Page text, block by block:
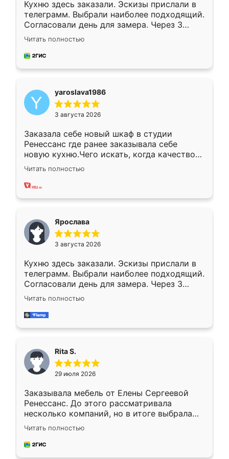
Кухню здесь заказали. Эскизы прислали в
телеграмм. Выбрали наиболее подходящий.
Согласовали день для замера. Через 3
недели кухня была уже готова. Остались
довольны работой. Спасибо Ренессанс
мебель за качественную работу!
Читать полностью
yaroslava1986
3 августа 2026
Заказала себе новый шкаф в студии
Ренессанс где ранее заказывала себе
новую кухню.Чего искать, когда качеством
вполне довольна. Служит кухня уже почти
два года, нареканий нет.
Читать полностью
Ярослава
3 августа 2026
Кухню здесь заказали. Эскизы прислали в
телеграмм. Выбрали наиболее подходящий.
Согласовали день для замера. Через 3
недели кухня была уже готова. Остались
довольны работой. Спасибо Ренессанс
мебель за качественную работу!
Читать полностью
Rita S.
29 июля 2026
Заказывала мебель от Елены Сергеевой
Ренессанс. До этого рассматривала
несколько компаний, но в итоге выбрала
эту. Сначала обговорили условия, потом
приехал замерщик, всё спокойно объяснил
и снял размеры. Изготовили в срок, с
Читать полностью